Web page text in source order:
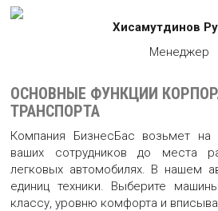
Хисамутдинов
Менеджер
ОСНОВНЫЕ ФУНКЦИИ
ТРАНСПОРТА
Компания БизнесБас возьмет
ваших сотрудников до места
легковых автомобилях. В нашем
единиц техники. Выберите
классу, уровню комфорта и